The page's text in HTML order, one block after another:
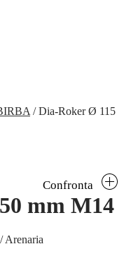
/Dia-Roker Ø 115
mm M14
Confronta
Arenaria